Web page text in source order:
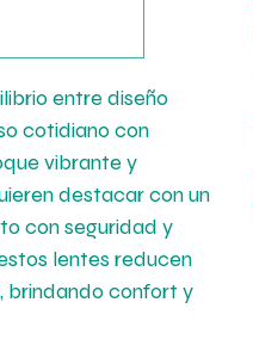
entre diseño
cotidiano con
vibrante y
destacar con un
con seguridad y
lentes reducen
brindando confort y